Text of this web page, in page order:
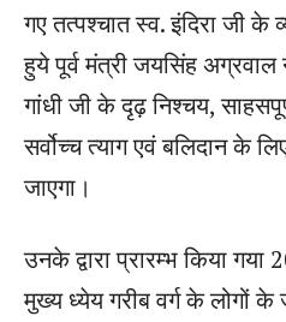
गए तत्पश्चात स्व. इंदिरा जी के
हुये पूर्व मंत्री जयसिंह अग्रवाल
गांधी जी के दृढ़ निश्चय,
सर्वोच्च त्याग एवं बलिदान के
जाएगा।
उनके द्वारा प्रारम्भ किया
मुख्य ध्येय गरीब वर्ग के लोगों